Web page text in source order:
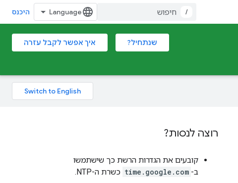
/ היכנס
שנתחיל?
איך אפשר לקבל עזרה
רוצה לנסות?
קובעים את הגדרות הרשת כך שישתמשו
ב- time.google.com כשרת ה-NTP.